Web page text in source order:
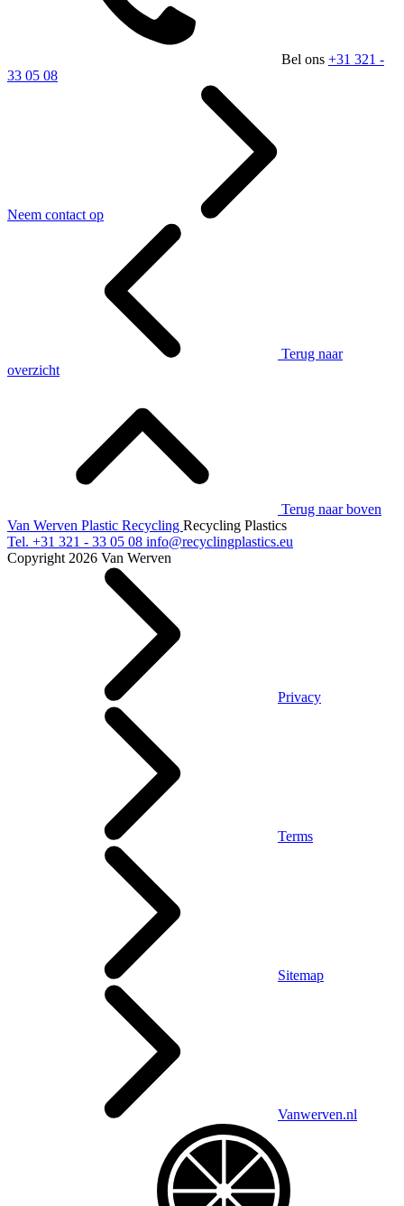
Bel ons +31 321 -
33 05 08
Neem contact op
Terug naar
overzicht
Terug naar boven
Van Werven Plastic Recycling Recycling Plastics
Tel. +31 321 - 33 05 08 info@recyclingplastics.eu
Copyright 2026 Van Werven
Privacy
Terms
Sitemap
Vanwerven.nl